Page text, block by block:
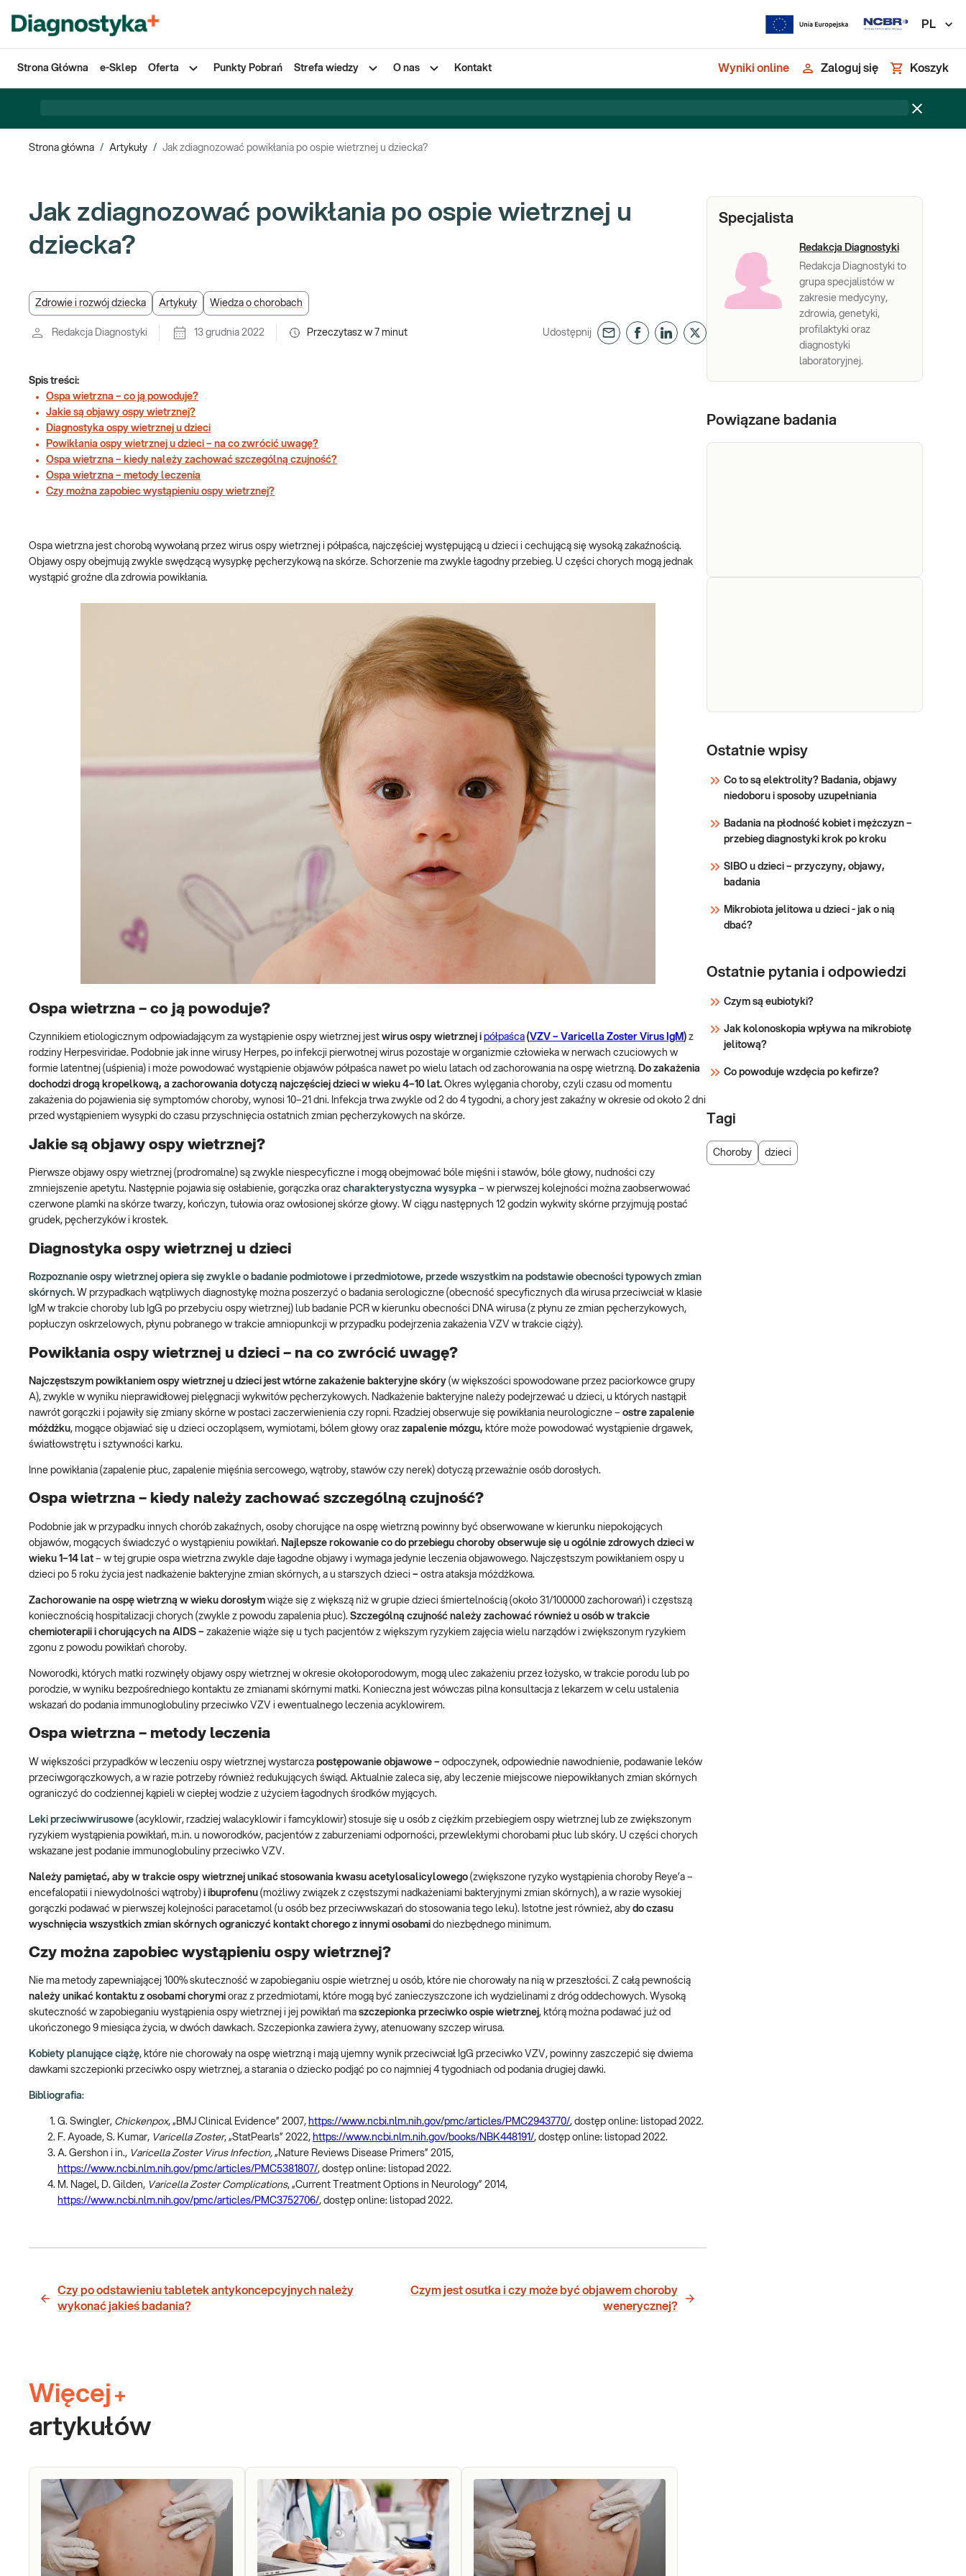
PL
Strona Główna e-Sklep Oferta Punkty Pobrań Strefa wiedzy O nas Kontakt Wyniki online Zaloguj się Koszyk
Strona główna / Artykuły / Jak zdiagnozować powikłania po ospie wietrznej u dziecka?
Jak zdiagnozować powikłania po ospie wietrznej u
dziecka?
Zdrowie i rozwój dziecka Artykuły Wiedza o chorobach
Redakcja Diagnostyki 13 grudnia 2022 Przeczytasz w 7 minut Udostępnij
Spis treści:
Ospa wietrzna – co ją powoduje?
Jakie są objawy ospy wietrznej?
Diagnostyka ospy wietrznej u dzieci
Powikłania ospy wietrznej u dzieci – na co zwrócić uwagę?
Ospa wietrzna – kiedy należy zachować szczególną czujność?
Ospa wietrzna – metody leczenia
Czy można zapobiec wystąpieniu ospy wietrznej?
Ospa wietrzna jest chorobą wywołaną przez wirus ospy wietrznej i półpaśca, najczęściej występującą u dzieci i cechującą się wysoką zakaźnością.
Objawy ospy obejmują zwykle swędzącą wysypkę pęcherzykową na skórze. Schorzenie ma zwykle łagodny przebieg. U części chorych mogą jednak
wystąpić groźne dla zdrowia powikłania.
Ospa wietrzna – co ją powoduje?
Czynnikiem etiologicznym odpowiadającym za wystąpienie ospy wietrznej jest wirus ospy wietrznej i półpaśca (VZV – Varicella Zoster Virus IgM ) z
rodziny Herpesviridae. Podobnie jak inne wirusy Herpes, po infekcji pierwotnej wirus pozostaje w organizmie człowieka w nerwach czuciowych w
formie latentnej (uśpienia) i może powodować wystąpienie objawów półpaśca nawet po wielu latach od zachorowania na ospę wietrzną. Do zakażenia
dochodzi drogą kropelkową, a zachorowania dotyczą najczęściej dzieci w wieku 4–10 lat. Okres wylęgania choroby, czyli czasu od momentu
zakażenia do pojawienia się symptomów choroby, wynosi 10–21 dni. Infekcja trwa zwykle od 2 do 4 tygodni, a chory jest zakaźny w okresie od około 2 dni
przed wystąpieniem wysypki do czasu przyschnięcia ostatnich zmian pęcherzykowych na skórze.
Jakie są objawy ospy wietrznej?
Pierwsze objawy ospy wietrznej (prodromalne) są zwykle niespecyficzne i mogą obejmować bóle mięśni i stawów, bóle głowy, nudności czy
zmniejszenie apetytu. Następnie pojawia się osłabienie, gorączka oraz charakterystyczna wysypka – w pierwszej kolejności można zaobserwować
czerwone plamki na skórze twarzy, kończyn, tułowia oraz owłosionej skórze głowy. W ciągu następnych 12 godzin wykwity skórne przyjmują postać
grudek, pęcherzyków i krostek.
Diagnostyka ospy wietrznej u dzieci
Rozpoznanie ospy wietrznej opiera się zwykle o badanie podmiotowe i przedmiotowe, przede wszystkim na podstawie obecności typowych zmian
skórnych. W przypadkach wątpliwych diagnostykę można poszerzyć o badania serologiczne (obecność specyficznych dla wirusa przeciwciał w klasie
IgM w trakcie choroby lub IgG po przebyciu ospy wietrznej) lub badanie PCR w kierunku obecności DNA wirusa (z płynu ze zmian pęcherzykowych,
popłuczyn oskrzelowych, płynu pobranego w trakcie amniopunkcji w przypadku podejrzenia zakażenia VZV w trakcie ciąży).
Powikłania ospy wietrznej u dzieci – na co zwrócić uwagę?
Najczęstszym powikłaniem ospy wietrznej u dzieci jest wtórne zakażenie bakteryjne skóry (w większości spowodowane przez paciorkowce grupy
A), zwykle w wyniku nieprawidłowej pielęgnacji wykwitów pęcherzykowych. Nadkażenie bakteryjne należy podejrzewać u dzieci, u których nastąpił
nawrót gorączki i pojawiły się zmiany skórne w postaci zaczerwienienia czy ropni. Rzadziej obserwuje się powikłania neurologiczne – ostre zapalenie
móżdżku, mogące objawiać się u dzieci oczopląsem, wymiotami, bólem głowy oraz zapalenie mózgu, które może powodować wystąpienie drgawek,
światłowstrętu i sztywności karku.
Inne powikłania (zapalenie płuc, zapalenie mięśnia sercowego, wątroby, stawów czy nerek) dotyczą przeważnie osób dorosłych.
Ospa wietrzna – kiedy należy zachować szczególną czujność?
Podobnie jak w przypadku innych chorób zakaźnych, osoby chorujące na ospę wietrzną powinny być obserwowane w kierunku niepokojących
objawów, mogących świadczyć o wystąpieniu powikłań. Najlepsze rokowanie co do przebiegu choroby obserwuje się u ogólnie zdrowych dzieci w
wieku 1–14 lat – w tej grupie ospa wietrzna zwykle daje łagodne objawy i wymaga jedynie leczenia objawowego. Najczęstszym powikłaniem ospy u
dzieci po 5 roku życia jest nadkażenie bakteryjne zmian skórnych, a u starszych dzieci – ostra ataksja móżdżkowa.
Zachorowanie na ospę wietrzną w wieku dorosłym wiąże się z większą niż w grupie dzieci śmiertelnością (około 31/100000 zachorowań) i częstszą
koniecznością hospitalizacji chorych (zwykle z powodu zapalenia płuc). Szczególną czujność należy zachować również u osób w trakcie
chemioterapii i chorujących na AIDS – zakażenie wiąże się u tych pacjentów z większym ryzykiem zajęcia wielu narządów i zwiększonym ryzykiem
zgonu z powodu powikłań choroby.
Noworodki, których matki rozwinęły objawy ospy wietrznej w okresie okołoporodowym, mogą ulec zakażeniu przez łożysko, w trakcie porodu lub po
porodzie, w wyniku bezpośredniego kontaktu ze zmianami skórnymi matki. Konieczna jest wówczas pilna konsultacja z lekarzem w celu ustalenia
wskazań do podania immunoglobuliny przeciwko VZV i ewentualnego leczenia acyklowirem.
Ospa wietrzna – metody leczenia
W większości przypadków w leczeniu ospy wietrznej wystarcza postępowanie objawowe – odpoczynek, odpowiednie nawodnienie, podawanie leków
przeciwgorączkowych, a w razie potrzeby również redukujących świąd. Aktualnie zaleca się, aby leczenie miejscowe niepowikłanych zmian skórnych
ograniczyć do codziennej kąpieli w ciepłej wodzie z użyciem łagodnych środków myjących.
Leki przeciwwirusowe (acyklowir, rzadziej walacyklowir i famcyklowir) stosuje się u osób z ciężkim przebiegiem ospy wietrznej lub ze zwiększonym
ryzykiem wystąpienia powikłań, m.in. u noworodków, pacjentów z zaburzeniami odporności, przewlekłymi chorobami płuc lub skóry. U części chorych
wskazane jest podanie immunoglobuliny przeciwko VZV.
Należy pamiętać, aby w trakcie ospy wietrznej unikać stosowania kwasu acetylosalicylowego (zwiększone ryzyko wystąpienia choroby Reye’a –
encefalopatii i niewydolności wątroby) i ibuprofenu (możliwy związek z częstszymi nadkażeniami bakteryjnymi zmian skórnych), a w razie wysokiej
gorączki podawać w pierwszej kolejności paracetamol (u osób bez przeciwwskazań do stosowania tego leku). Istotne jest również, aby do czasu
wyschnięcia wszystkich zmian skórnych ograniczyć kontakt chorego z innymi osobami do niezbędnego minimum.
Czy można zapobiec wystąpieniu ospy wietrznej?
Nie ma metody zapewniającej 100% skuteczność w zapobieganiu ospie wietrznej u osób, które nie chorowały na nią w przeszłości. Z całą pewnością
należy unikać kontaktu z osobami chorymi oraz z przedmiotami, które mogą być zanieczyszczone ich wydzielinami z dróg oddechowych. Wysoką
skuteczność w zapobieganiu wystąpienia ospy wietrznej i jej powikłań ma szczepionka przeciwko ospie wietrznej, którą można podawać już od
ukończonego 9 miesiąca życia, w dwóch dawkach. Szczepionka zawiera żywy, atenuowany szczep wirusa.
Kobiety planujące ciążę, które nie chorowały na ospę wietrzną i mają ujemny wynik przeciwciał IgG przeciwko VZV, powinny zaszczepić się dwiema
dawkami szczepionki przeciwko ospy wietrznej, a starania o dziecko podjąć po co najmniej 4 tygodniach od podania drugiej dawki.
Bibliografia:
G. Swingler, Chickenpox, „BMJ Clinical Evidence” 2007, https://www.ncbi.nlm.nih.gov/pmc/articles/PMC2943770/, dostęp online: listopad 2022.
F. Ayoade, S. Kumar, Varicella Zoster, „StatPearls” 2022, https://www.ncbi.nlm.nih.gov/books/NBK448191/, dostęp online: listopad 2022.
A. Gershon i in., Varicella Zoster Virus Infection, „Nature Reviews Disease Primers” 2015,
https://www.ncbi.nlm.nih.gov/pmc/articles/PMC5381807/, dostęp online: listopad 2022.
M. Nagel, D. Gilden, Varicella Zoster Complications, „Current Treatment Options in Neurology” 2014,
https://www.ncbi.nlm.nih.gov/pmc/articles/PMC3752706/, dostęp online: listopad 2022.
Czy po odstawieniu tabletek antykoncepcyjnych należy
wykonać jakieś badania?
Czym jest osutka i czy może być objawem choroby
wenerycznej?
Więcej +
artykułów
Specjalista
Redakcja Diagnostyki
Redakcja Diagnostyki to
grupa specjalistów w
zakresie medycyny,
zdrowia, genetyki,
profilaktyki oraz
diagnostyki
laboratoryjnej.
Powiązane badania
(Varicella
virus) IgM
IgM. Diagnostyka serologiczna
ospy wietrznej i reaktywacji
zakażenia VZV. Identyfikacja
dla antygenów wirusa Varicella
zoster w surowicy krwi.
Sprawdź
Ostatnie wpisy
Co to są elektrolity? Badania, objawy
niedoboru i sposoby uzupełniania
Badania na płodność kobiet i mężczyzn –
przebieg diagnostyki krok po kroku
SIBO u dzieci – przyczyny, objawy,
badania
Mikrobiota jelitowa u dzieci - jak o nią
dbać?
Ostatnie pytania i odpowiedzi
Czym są eubiotyki?
Jak kolonoskopia wpływa na mikrobiotę
jelitową?
Co powoduje wzdęcia po kefirze?
Tagi
Choroby dzieci